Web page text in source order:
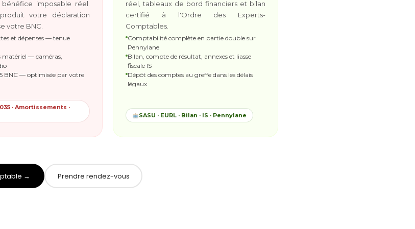
imposable réel.
votre déclaration
votre BNC.
et dépenses — tenue
matériel — caméras,
BNC — optimisée par votre
· Amortissements ·
réel, tableaux de bord financiers et bilan
certifié à l'Ordre des Experts-
Comptables.
Comptabilité complète en partie double sur
Pennylane
Bilan, compte de résultat, annexes et liasse
fiscale IS
Dépôt des comptes au greffe dans les délais
légaux
SASU · EURL · Bilan · IS · Pennylane
→ Prendre rendez-vous